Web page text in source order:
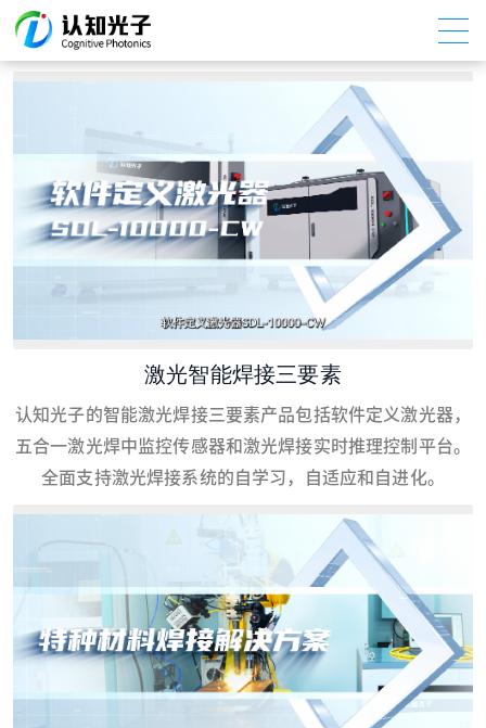
激光智能焊接三要素
认知光子的智能激光焊接三要素产品包括软件定义激光器，
五合一激光焊中监控传感器和激光焊接实时推理控制平台。
全面支持激光焊接系统的自学习，自适应和自进化。